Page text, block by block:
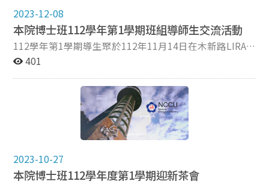
次活動還有一個驚喜，博士生中的夫妻檔帶著剛出生不久
的寶寶一起參加，為活動增添了溫馨的氛圍。老師和同學
們對寶寶愛不釋手，搶著要抱，整個活動都充滿了歡聲笑
語。此外， 113學年提前入學的韓國外籍生金宰敏也參加
動除了促進了老師和學生之間的深層交流，同時也加強了
學生間的連結，營造一個充滿共鳴和支持的學術環境。期
望這樣的歡聚能成為未來更多共同進步和美好回憶的起
2023-12-08
本院博士班112學年第1學期班組導師生交流活動
112學年第1學期導生聚於112年11月14日在木新路LIRA
里拉義大利廚房舉行，師生共有20人參與，包括主任張郁
們積極互動，氣氛融洽，除了分享研討會和學術趨勢外，
選課相關經驗也成為交流焦點。學長姐與學弟妹們互相分
享修課心得和畢業門檻，包括如資格檢定考試、專業領域
筆試，以及研討會發表之準備...。 博士班導生聚會活動除
了促進了老師和學生之間的深層交流，同時也加強了學生
樣的歡聚能成為未來更多共同進步和美好回憶的起點。
401
2023-10-27
本院博士班112學年度第1學期迎新茶會